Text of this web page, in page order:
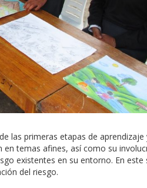
las primeras etapas de aprendizaje
en temas afines, así como su
existentes en su entorno. En este
del riesgo.